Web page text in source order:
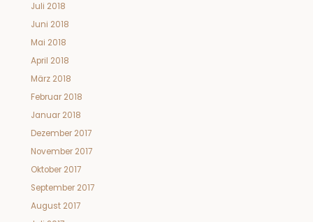
Juli 2018
Juni 2018
Mai 2018
April 2018
März 2018
Februar 2018
Januar 2018
Dezember 2017
November 2017
Oktober 2017
September 2017
August 2017